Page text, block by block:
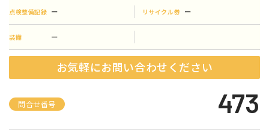
点検整備記録 ー リサイクル券 ー
装備 ー
お気軽にお問い合わせください
問合せ番号 473